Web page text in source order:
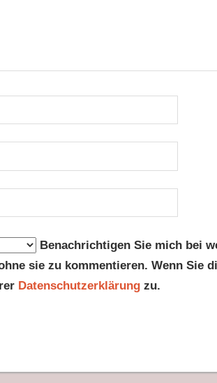
Benachrichtigen Sie mich bei
sie zu kommentieren. Wenn Sie
Datenschutzerklärungzu.